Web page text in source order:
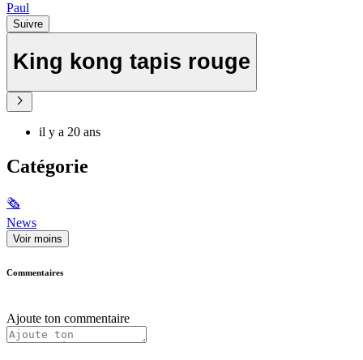
Paul
Suivre
King kong tapis rouge
il y a 20 ans
Catégorie
🗞
News
Voir moins
Commentaires
Ajoute ton commentaire